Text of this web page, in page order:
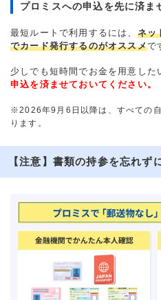
プロミスへの申込を先に済ま
最短ルートで利用するには、 ネッ
でカード発行するのがオススメで
少しでも短時間でお金を用意した
申込を済ませておいてください。
※2026年9月6日以降は、すべての
ります。
【注意】書類の持参を忘れず